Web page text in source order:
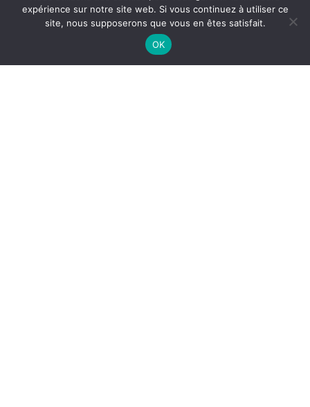
Articles À Découvrir
Huguette Annas : une architecte de la lumière à la
présidence de l’Association Française de l’Éclairage
expérience sur notre site web. Si vous continuez à utiliser ce
site, nous supposerons que vous en êtes satisfait.
OK